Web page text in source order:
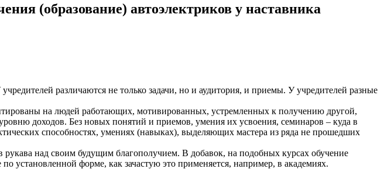
(образование) автоэлектриков у наставника
различаются не только задачи, но и аудитория, и приемы. У учредителей разные
на людей работающих, мотивированных, устремленных к получению другой,
доходов. Без новых понятий и приемов, умения их усвоения, семинаров – куда в
способностях, умениях (навыках), выделяющих мастера из ряда не прошедших
рукава над своим будущим благополучием. В добавок, на подобных курсах обучение
установленной форме, как зачастую это применяется, например, в академиях.